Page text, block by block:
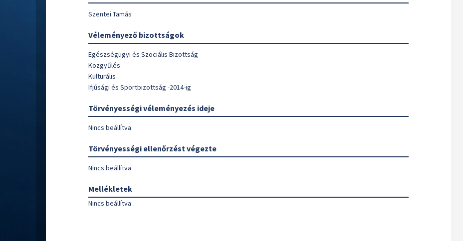
Szentei Tamás
Véleményező bizottságok
Egészségügyi és Szociális Bizottság
Közgyűlés
Kulturális
Ifjúsági és Sportbizottság -2014-ig
Törvényességi véleményezés ideje
Nincs beállítva
Törvényességi ellenőrzést végezte
Nincs beállítva
Mellékletek
Nincs beállítva